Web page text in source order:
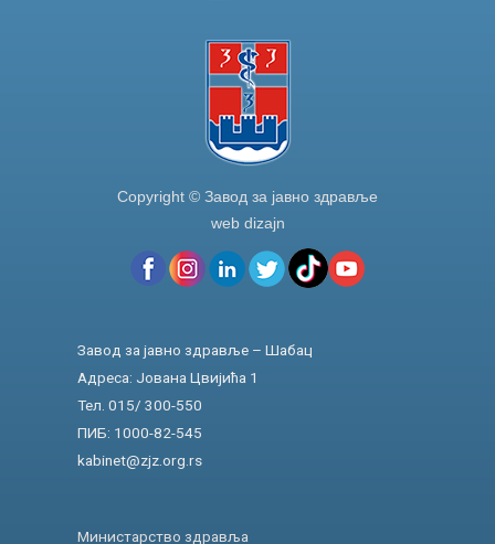
Copyright © Завод за јавно здравље
web dizajn
Завод за јавно здравље – Шабац
Адреса: Јована Цвијића 1
Тел. 015/ 300-550
ПИБ: 1000-82-545
kabinet@zjz.org.rs
Министарство здравља